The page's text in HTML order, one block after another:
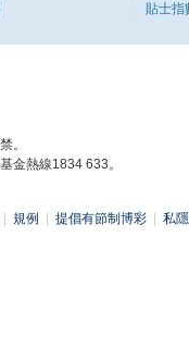
貼士指
。
金熱線1834 633。
規例 提倡有節制博彩 私